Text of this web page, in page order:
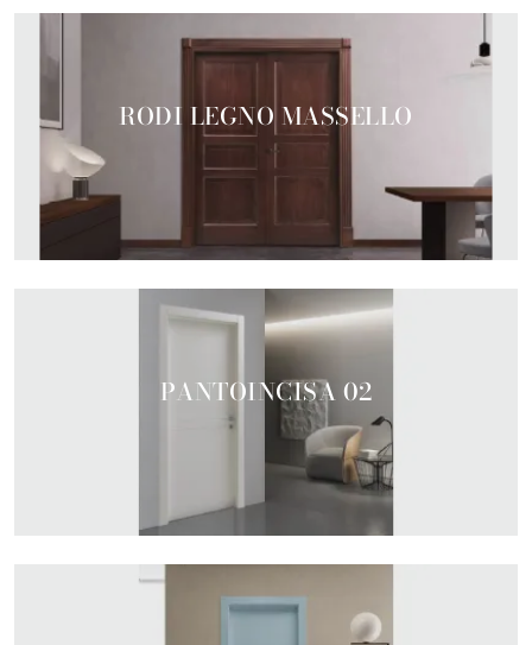
RODI LEGNO MASSELLO
PANTOINCISA 02